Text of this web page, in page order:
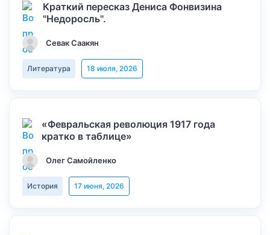
Краткий пересказ Дениса Фонвизина
"Недоросль".
Севак Саакян
Литература 18 июля, 2026
«Февральская революция 1917 года
кратко в таблице»
Олег Самойленко
История 17 июня, 2026